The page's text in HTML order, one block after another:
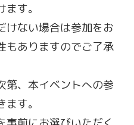
す。
ない場合は参加をお
もありますのでご了承
、本イベントへの参
す。